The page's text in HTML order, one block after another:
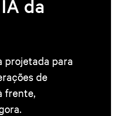
da
para
de
frente,